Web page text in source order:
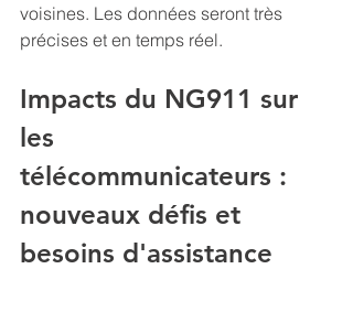
voisines. Les données seront très
précises et en temps réel.
Impacts du NG911 sur
les
télécommunicateurs :
nouveaux défis et
besoins d'assistance